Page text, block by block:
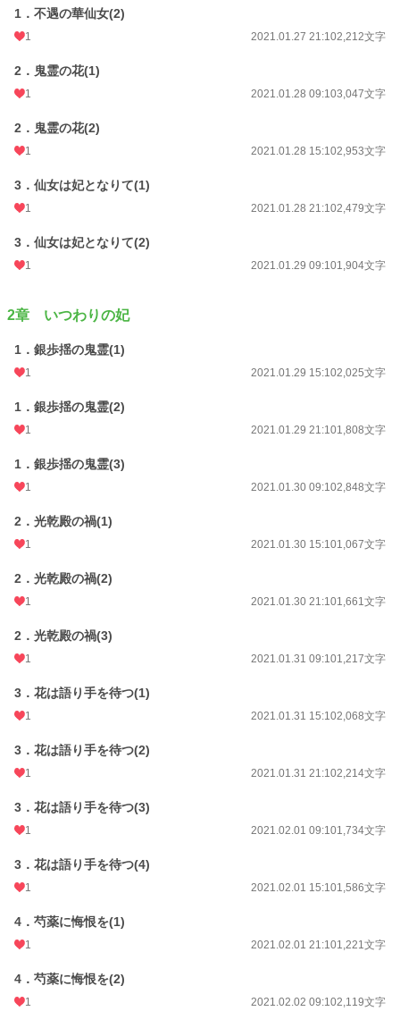
震礼宮付きの宦官。藍玉の伯父。
・蘇藍玉（そ らんぎょく）
冬花宮 宮女長。清益の姪。
・英融勒（えい ゆうろく）
髙の第二皇子。永貴妃の子。最禮宮を与えられている。
辛皇后の姪。秀礼を慕っている。
24h.ポイント 21 pt
文字数 137,028
初回公開日時 2021.01.27 16:15
年間ポイント
累計ポイント 87,063 pt (32,902 位)
1．不遇の華仙女(2)
1 2021.01.27 21:102,212文字
2．鬼霊の花(1)
1 2021.01.28 09:103,047文字
2．鬼霊の花(2)
1 2021.01.28 15:102,953文字
3．仙女は妃となりて(1)
1 2021.01.28 21:102,479文字
3．仙女は妃となりて(2)
1 2021.01.29 09:101,904文字
2章 いつわりの妃
1．銀歩揺の鬼霊(1)
1 2021.01.29 15:102,025文字
1．銀歩揺の鬼霊(2)
1 2021.01.29 21:101,808文字
1．銀歩揺の鬼霊(3)
1 2021.01.30 09:102,848文字
2．光乾殿の禍(1)
1 2021.01.30 15:101,067文字
2．光乾殿の禍(2)
1 2021.01.30 21:101,661文字
2．光乾殿の禍(3)
1 2021.01.31 09:101,217文字
3．花は語り手を待つ(1)
1 2021.01.31 15:102,068文字
3．花は語り手を待つ(2)
1 2021.01.31 21:102,214文字
3．花は語り手を待つ(3)
1 2021.02.01 09:101,734文字
3．花は語り手を待つ(4)
1 2021.02.01 15:101,586文字
4．芍薬に悔恨を(1)
1 2021.02.01 21:101,221文字
4．芍薬に悔恨を(2)
1 2021.02.02 09:102,119文字